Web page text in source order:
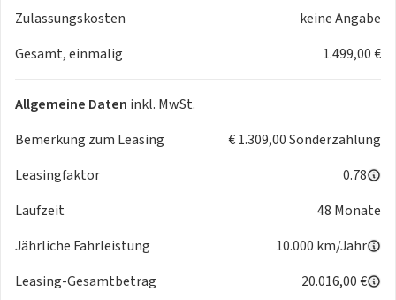
• Maximale Ladefläche bei kompakter Länge, ideal für urbane
• Robustes Fahrwerk und hohe Zuladung sichern
• Modernes Infotainment und Assistenzsysteme erhöhen
Komfort und Sicherheit
Zulassungskosten
keine Angabe
Gesamt, einmalig
1.499,00 €
Allgemeine Daten inkl. MwSt.
Bemerkung zum Leasing
€ 1.309,00 Sonderzahlung
Leasingfaktor
0.78
Laufzeit
48 Monate
Jährliche Fahrleistung
10.000 km/Jahr
Leasing-Gesamtbetrag
20.016,00 €